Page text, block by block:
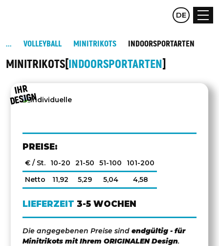
CZ EN
DE
VOLLEYBALL MINITRIKOTS INDOORSPORTARTEN
MINITRIKOTS INDOORSPORTARTEN
IHR
DESIGN
PREISE:
€ / St. 10-20 21-50 51-100
101-200
Netto
11,92 5,29 5,04 4,58
LIEFERZEIT 3-5 WOCHEN
Die angegebenen Preise sind endgültig - für
Minitrikots mit Ihrem ORIGINALEN Design.